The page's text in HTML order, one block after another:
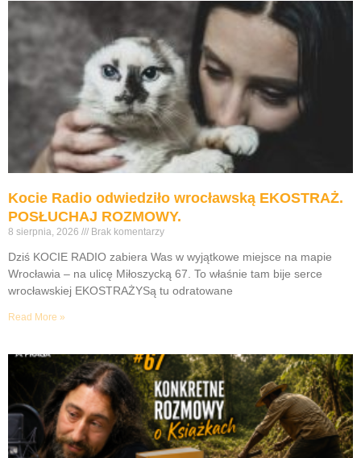
Kocie Radio odwiedziło wrocławską EKOSTRAŻ.
POSŁUCHAJ ROZMOWY.
8 sierpnia, 2026 Brak komentarzy
Dziś KOCIE RADIO zabiera Was w wyjątkowe miejsce na mapie
Wrocławia – na ulicę Miłoszycką 67. To właśnie tam bije serce
wrocławskiej EKOSTRAŻYSą tu odratowane
Read More »